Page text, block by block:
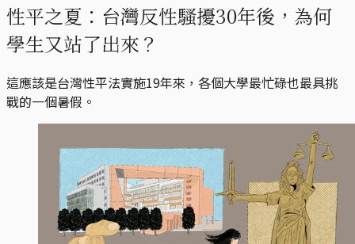
性平之夏：台灣反性騷擾30年後，為何
學生又站了出來？
這應該是台灣性平法實施19年來，各個大學最忙碌也最具挑
戰的一個暑假。